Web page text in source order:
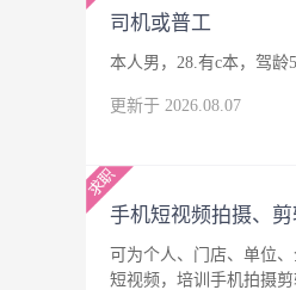
司机或普工
本人男，28.有c本，驾
更新于 2026.08.07
手机短视频拍摄、
可为个人、门店、单位
短视频，培训手机拍摄